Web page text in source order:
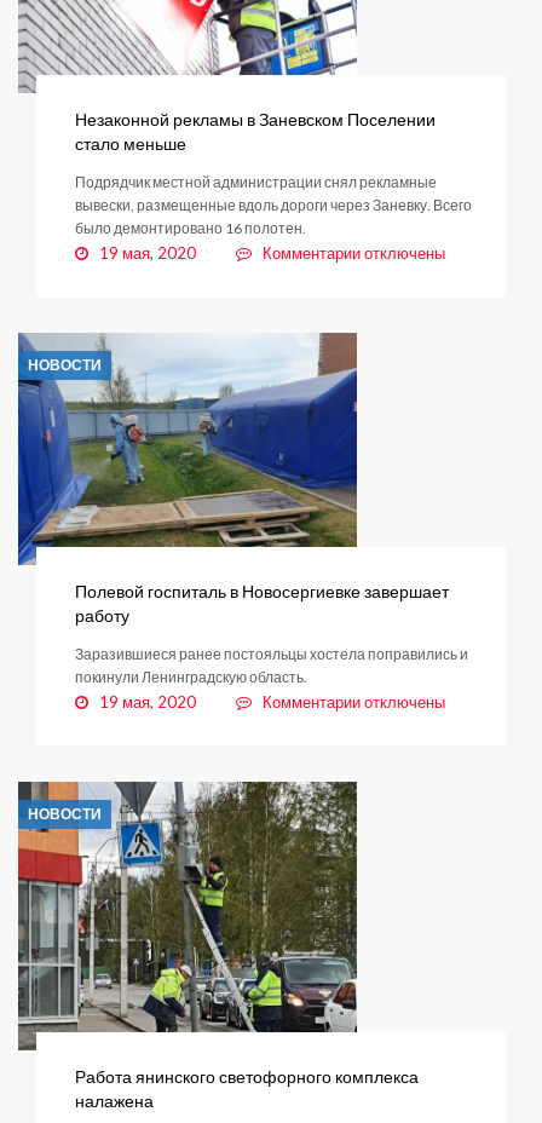
Незаконной рекламы в Заневском Поселении
стало меньше
Подрядчик местной администрации снял рекламные
вывески, размещенные вдоль дороги через Заневку. Всего
было демонтировано 16 полотен.
19 мая, 2020 Комментариикотключены
НОВОСТИ
Полевой госпиталь в Новосергиевке завершает
работу
Заразившиеся ранее постояльцы хостела поправились и
покинули Ленинградскую область.
19 мая, 2020 Комментариикотключены
НОВОСТИ
Работа янинского светофорного комплекса
налажена